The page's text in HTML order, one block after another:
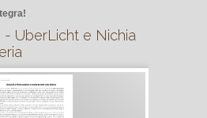
UberLicht e Nichia